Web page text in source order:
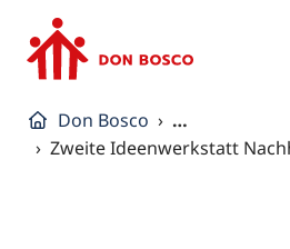
Don Bosco
…
Zweite Ideenwerkstatt